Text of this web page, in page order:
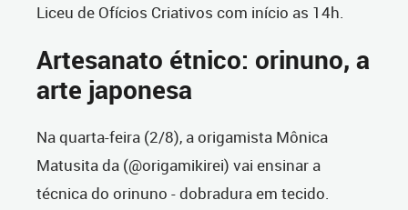
Liceu de Ofícios Criativos com início as 14h.
Artesanato étnico: orinuno, a
arte japonesa
Na quarta-feira (2/8), a origamista Mônica
Matusita da (@origamikirei) vai ensinar a
técnica do orinuno - dobradura em tecido.